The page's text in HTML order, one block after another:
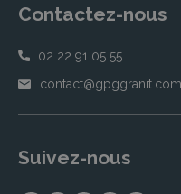
Contactez-nous
02 22 91 05 55
contact@gpggranit.com
Suivez-nous